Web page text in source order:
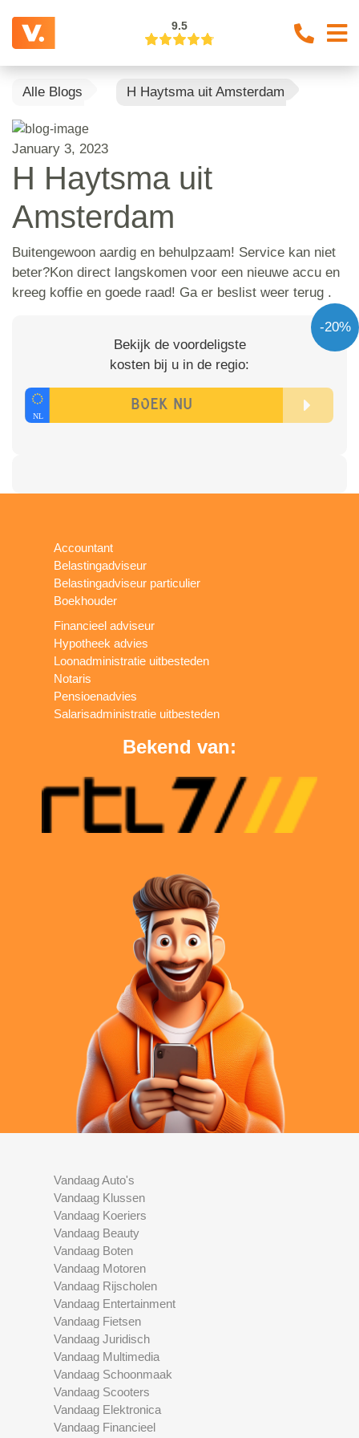
9.5
Alle Blogs H Haytsma uit Amsterdam
January 3, 2023
H Haytsma uit
Amsterdam
Buitengewoon aardig en behulpzaam! Service kan niet
beter?Kon direct langskomen voor een nieuwe accu en
kreeg koffie en goede raad! Ga er beslist weer terug .
-20%
Bekijk de voordeligste
kosten bij u in de regio:
Accountant
Belastingadviseur
Belastingadviseur particulier
Boekhouder
Financieel adviseur
Hypotheek advies
Loonadministratie uitbesteden
Notaris
Pensioenadvies
Salarisadministratie uitbesteden
Bekend van:
Vandaag Auto's
Vandaag Klussen
Vandaag Koeriers
Vandaag Beauty
Vandaag Boten
Vandaag Motoren
Vandaag Rijscholen
Vandaag Entertainment
Vandaag Fietsen
Vandaag Juridisch
Vandaag Multimedia
Vandaag Schoonmaak
Vandaag Scooters
Vandaag Elektronica
Vandaag Financieel